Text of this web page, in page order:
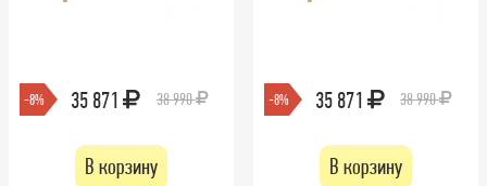
-8% 35 871 38 990
В корзину
-8% 35 871 38 990
В корзину